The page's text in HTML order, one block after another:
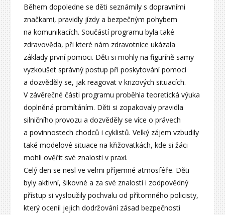
Během dopoledne se děti seznámily s dopravními
značkami, pravidly jízdy a bezpečným pohybem
na komunikacích. Součástí programu byla také
zdravověda, při které nám zdravotnice ukázala
základy první pomoci. Děti si mohly na figuríně samy
vyzkoušet správný postup při poskytování pomoci
a dozvěděly se, jak reagovat v krizových situacích.
V závěrečné části programu proběhla teoretická výuka
doplněná promítáním. Děti si zopakovaly pravidla
silničního provozu a dozvěděly se více o právech
a povinnostech chodců i cyklistů. Velký zájem vzbudily
také modelové situace na křižovatkách, kde si žáci
mohli ověřit své znalosti v praxi.
Celý den se nesl ve velmi příjemné atmosféře. Děti
byly aktivní, šikovné a za své znalosti i zodpovědný
přístup si vysloužily pochvalu od přítomného policisty,
který ocenil jejich dodržování zásad bezpečnosti